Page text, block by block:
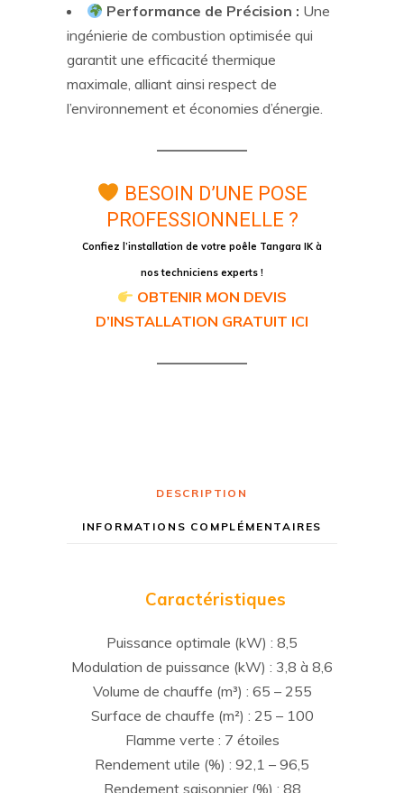
Performance de Précision : Une
ingénierie de combustion optimisée qui
garantit une efficacité thermique
maximale, alliant ainsi respect de
l’environnement et économies d’énergie.
BESOIN D’UNE POSE
PROFESSIONNELLE ?
Confiez l’installation de votre poêle Tangara IK à
nos techniciens experts !
OBTENIR MON DEVIS
D’INSTALLATION GRATUIT ICI
DESCRIPTION
INFORMATIONS COMPLÉMENTAIRES
Caractéristiques
Puissance optimale (kW) : 8,5
Modulation de puissance (kW) : 3,8 à 8,6
Volume de chauffe (m³) : 65 – 255
Surface de chauffe (m²) : 25 – 100
Flamme verte : 7 étoiles
Rendement utile (%) : 92,1 – 96,5
Rendement saisonnier (%) : 88